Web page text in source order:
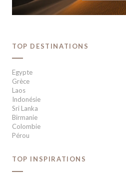
TOP DESTINATIONS
Egypte
Grèce
Laos
Indonésie
Sri Lanka
Birmanie
Colombie
Pérou
TOP INSPIRATIONS